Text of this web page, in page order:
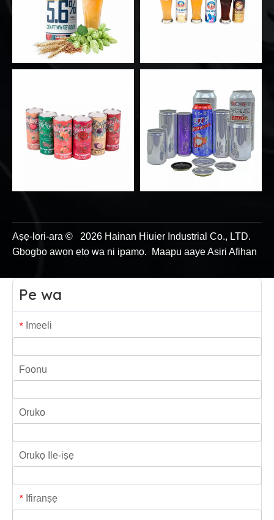
Aṣẹ-lori-ara © 2026 Hainan Hiuier Industrial Co., LTD.
Gbogbo awọn ẹtọ wa ni ipamọ.
Maapu aayeAsiri Afihan
Pe wa
* Imeeli
Foonu
Oruko
Orukọ Ile-iṣẹ
* Ifiranṣẹ